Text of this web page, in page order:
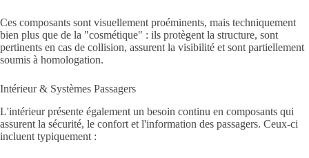
Ces composants sont visuellement proéminents, mais techniquement
bien plus que de la "cosmétique" : ils protègent la structure, sont
pertinents en cas de collision, assurent la visibilité et sont partiellement
soumis à homologation.
Intérieur & Systèmes Passagers
L'intérieur présente également un besoin continu en composants qui
assurent la sécurité, le confort et l'information des passagers. Ceux-ci
incluent typiquement :